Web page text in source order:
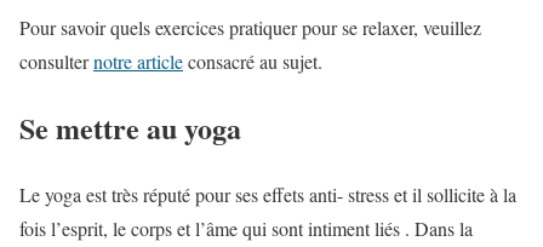
Pour savoir quels exercices pratiquer pour se relaxer, veuillez
consulternotre articleconsacré au sujet.
Se mettre au yoga
Le yoga est très réputé pour ses effets anti- stress et il sollicite à la
fois l’esprit, le corps et l’âme qui sont intiment liés . Dans la